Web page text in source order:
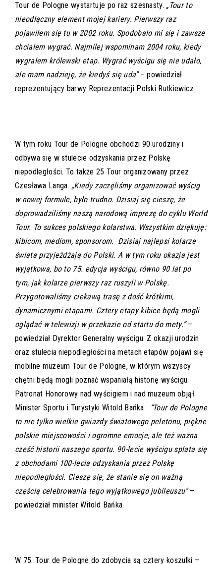
Tour de Pologne wystartuje po raz szesnasty. „Tour to
nieodłączny element mojej kariery. Pierwszy raz
pojawiłem się tu w 2002 roku. Spodobało mi się i zawsze
chciałem wygrać. Najmilej wspominam 2004 roku, kiedy
wygrałem królewski etap. Wygrać wyścigu się nie udało,
ale mam nadzieję, że kiedyś się uda”– powiedział
reprezentujący barwy Reprezentacji Polski Rutkiewicz.
W tym roku Tour de Pologne obchodzi 90 urodziny i
odbywa się w stulecie odzyskania przez Polskę
niepodległości. To także 25 Tour organizowany przez
Czesława Langa. „Kiedy zaczęliśmy organizować wyścig
w nowej formule, było trudno. Dzisiaj się cieszę, że
doprowadziliśmy naszą narodową imprezę do cyklu World
Tour. To sukces polskiego kolarstwa. Wszystkim dziękuję:
kibicom, mediom, sponsorom. Dzisiaj najlepsi kolarze
świata przyjeżdżają do Polski. A w tym roku okazja jest
wyjątkowa, bo to 75. edycja wyścigu, równo 90 lat po
tym, jak kolarze pierwszy raz ruszyli w Polskę.
Przygotowaliśmy ciekawą trasę z dość krótkimi,
dynamicznymi etapami. Cztery etapy kibice będą mogli
oglądać w telewizji w przekazie od startu do mety.”–
powiedział Dyrektor Generalny wyścigu. Z okazji urodzin
oraz stulecia niepodległości na metach etapów pojawi się
mobilne muzeum Tour de Pologne, w którym wszyscy
chętni będą mogli poznać wspaniałą historię wyścigu.
Patronat Honorowy nad wyścigiem i nad muzeum objął
Minister Sportu i Turystyki Witold Bańka.
“Tour de Pologne
to nie tylko wielkie gwiazdy światowego peletonu, piękne
polskie miejscowości i ogromne emocje, ale też ważna
cześć historii naszego sportu. 90-lecie wyścigu splata się
z obchodami 100-lecia odzyskania przez Polskę
niepodległości. Cieszę się, że stanie się on ważną
częścią celebrowania tego wyjątkowego jubileuszu”–
powiedział minister Witold Bańka.
W 75. Tour de Pologne do zdobycia są cztery koszulki –